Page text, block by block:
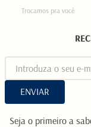
Trocamos pra você
ENVIAR
Seja o primeiro a